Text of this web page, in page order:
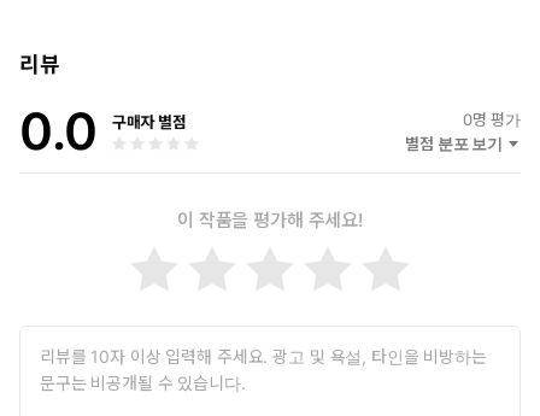
리뷰
0.0 구매자 별점 0명 평가
별점 분포 보기
이 작품을 평가해 주세요!